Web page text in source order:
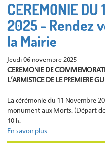
en
mairie
LA
MUNICIPALITE
LE
13
à
18h00
à
Salle
des
CEREMONIE DU
2025 - Rendez
la Mairie
Jeudi 06 novembre 2025
CEREMONIE DE
L’ARMISTICE DE LE PREMIERE
La cérémonie du 11 Novembre
monument aux Morts. (Départ
10 h.
En savoir plus
CEREMONIE